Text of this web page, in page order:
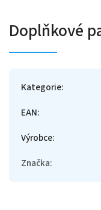
Doplňkové
Kategorie:
EAN:
Výrobce:
Značka: